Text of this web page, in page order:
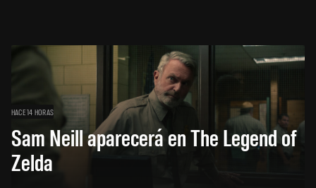
HACE 14 HORAS
Sam Neill aparecerá en The Legend of
Zelda